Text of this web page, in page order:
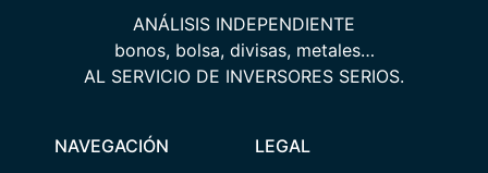
ANÁLISIS INDEPENDIENTE
bonos, bolsa, divisas, metales…
AL SERVICIO DE INVERSORES SERIOS.
NAVEGACIÓN LEGAL